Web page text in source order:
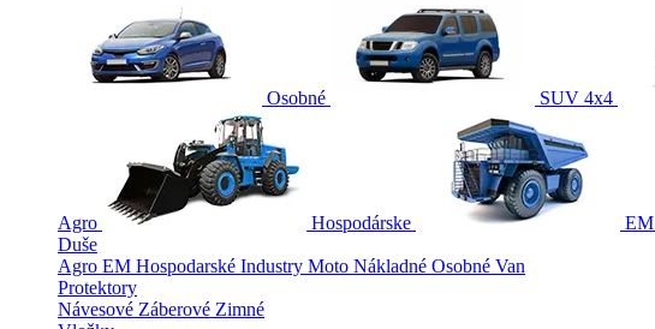
Osobné SUV 4x4
Agro Hospodárske EM
Duše
Agro EM Hospodarské Industry Moto Nákladné Osobné Van
Protektory
Návesové Záberové Zimné